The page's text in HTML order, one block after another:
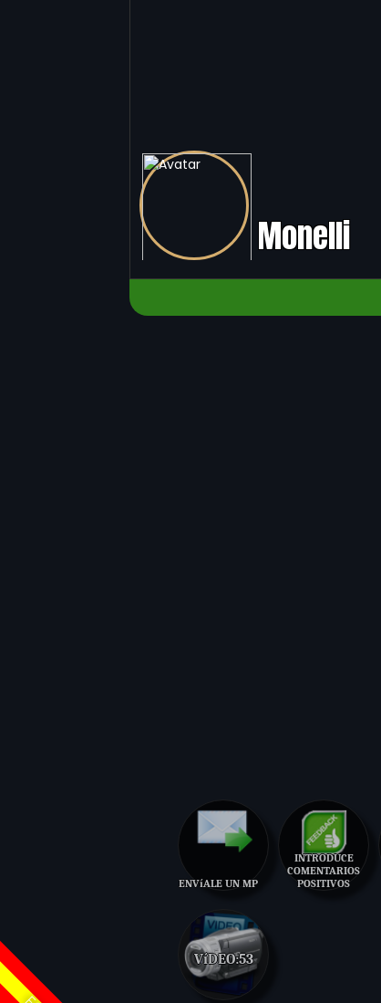
Monelli
ENVíALE UN MP
INTRODUCE
COMENTARIOS
POSITIVOS
VíDEO:53